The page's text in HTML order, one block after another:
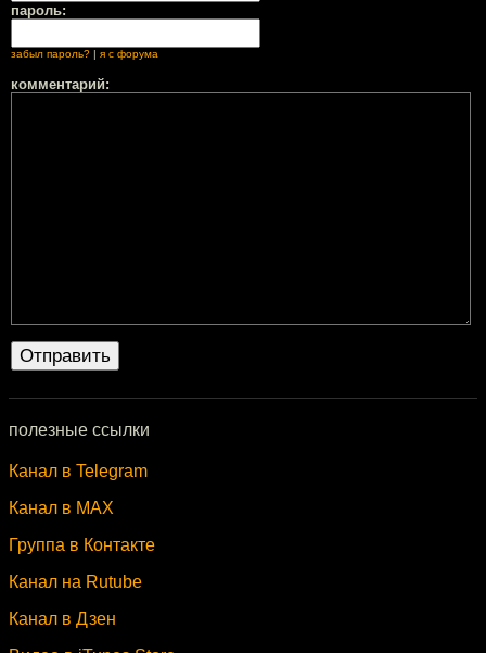
пароль:
забыл пароль? я с форума
комментарий:
полезные ссылки
Канал в Telegram
Канал в MAX
Группа в Контакте
Канал на Rutube
Канал в Дзен